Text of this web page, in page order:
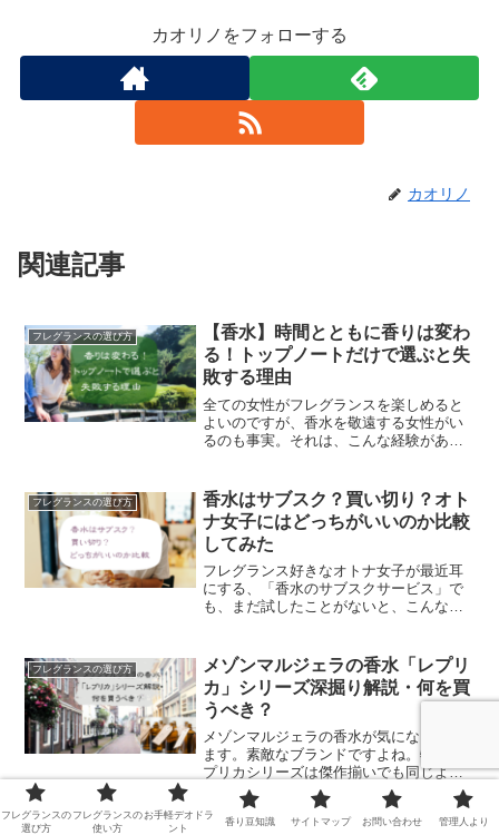
カオリノをフォローする
カオリノ
関連記事
フレグランスの選び方
【香水】時間とともに香りは変わ
る！トップノートだけで選ぶと失
敗する理由
全ての女性がフレグランスを楽しめると
よいのですが、香水を敬遠する女性がい
るのも事実。それは、こんな経験がある
わからないから、香水は怖くてつけられ
ないこのような悩みがある...
フレグランスの選び方
香水はサブスク？買い切り？オト
ナ女子にはどっちがいいのか比較
してみた
フレグランス好きなオトナ女子が最近耳
にする、「香水のサブスクサービス」で
も、まだ試したことがないと、こんな疑
られてきて、結局持て余すんじゃない？
この記事では、サブスクと普...
フレグランスの選び方
メゾンマルジェラの香水「レプリ
カ」シリーズ深掘り解説・何を買
うべき？
メゾンマルジェラの香水が気になってい
ます。素敵なブランドですよね。特にレ
プリカシリーズは傑作揃いでも同じよう
なボトルで、どれを選んでいいか迷って
いるの確かに、一つ一つが結構なお値段
だし、ボトルで買うと100mlです。今日の
フレグランスの
選び方
フレグランスの
使い方
お手軽デオドラ
ント
香り豆知識 サイトマップ お問い合わせ 管理人より